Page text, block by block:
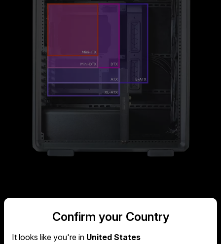
Confirm your Country
It looks like you're in United States